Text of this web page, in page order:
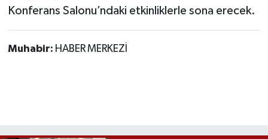
Konferans Salonu’ndaki etkinliklerle sona erecek.
Muhabir: HABER MERKEZİ